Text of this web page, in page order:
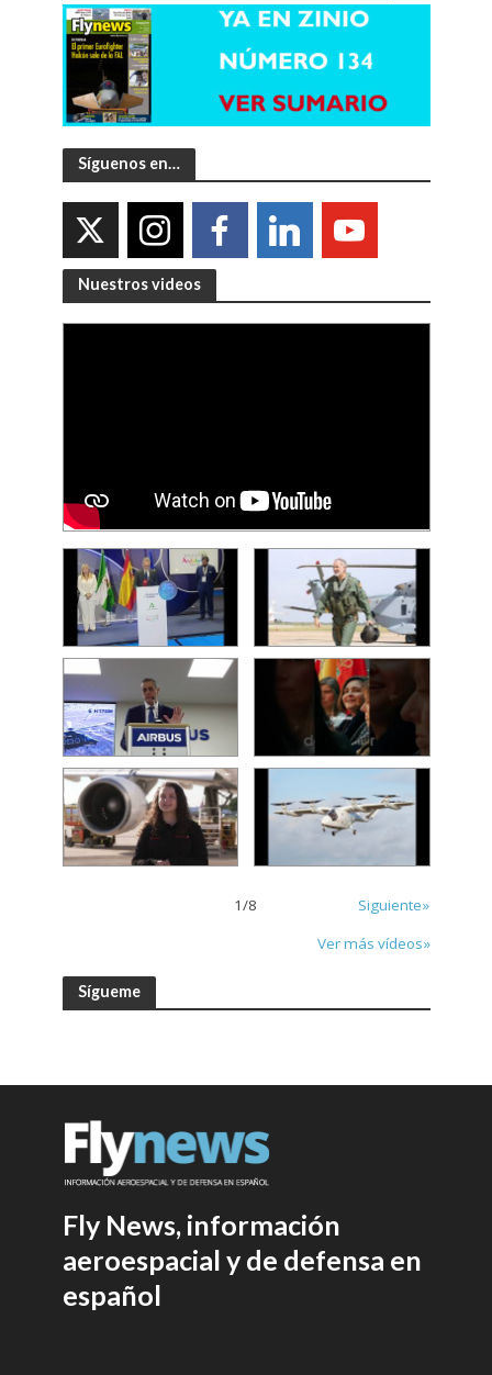
Síguenos en…
Nuestros videos
1/8
Siguiente»
Ver más vídeos»
Sígueme
Fly News, información
aeroespacial y de defensa en
español